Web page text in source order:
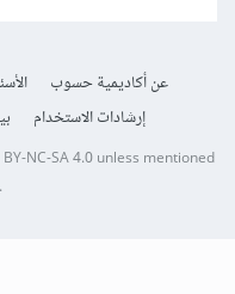
عن أكاديمية حسوب
إرشادات الاستخدام
BY-NC-SA 4.0unless mentioned